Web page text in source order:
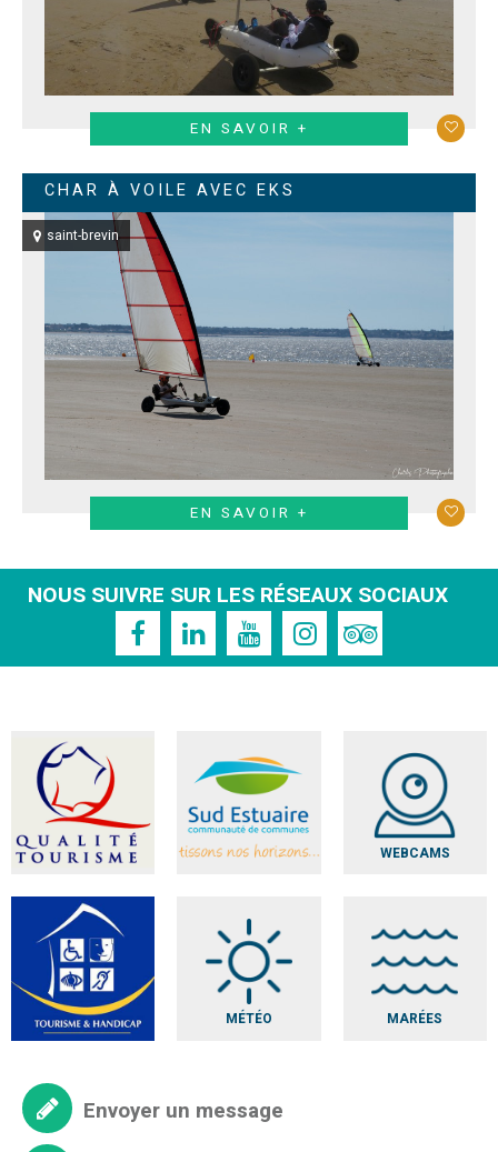
EN SAVOIR +
CHAR À VOILE AVEC EKS
saint-brevin
EN SAVOIR +
NOUS SUIVRE SUR LES RÉSEAUX SOCIAUX
WEBCAMS
MÉTÉO MARÉES
Envoyer un message